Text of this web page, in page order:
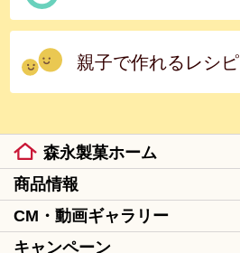
親子で作れるレシピ
森永製菓ホーム
商品情報
CM・動画ギャラリー
キャンペーン